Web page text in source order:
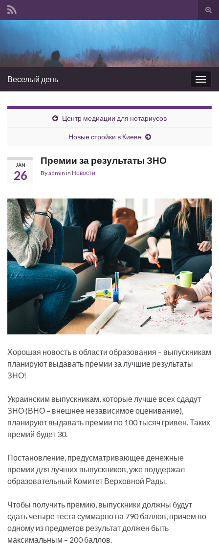
Веселый день
Центр медиации для нотариусов
Новые стройки в Киеве
JAN
26
Премии за результаты ЗНО
Byadmin in Новости
Хорошая новость в области образования – выпускникам
планируют выдавать премии за лучшие результаты
ЗНО!
Украинским выпускникам, которые лучше всех сдадут
ЗНО (ВНО – внешнее независимое оценивание),
планируют выдавать премии по 100 тысяч гривен. Таких
премий будет 30.
Постановление, предусматривающее денежные
премии для лучших выпускников, уже поддержал
образовательный Комитет Верховной Рады.
Чтобы получить премию, выпускники должны будут
сдать четыре теста суммарно на 790 баллов, причем по
одному из предметов результат должен быть
максимальным – 200 баллов.